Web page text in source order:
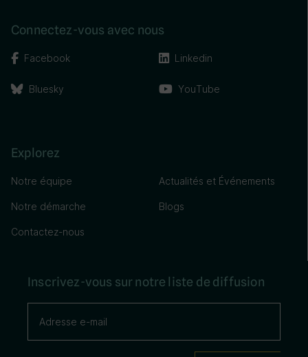
Connectez-vous avec nous
Facebook
Bluesky
Linkedin
YouTube
Explorez
Notre équipe
Notre démarche
Contactez-nous
Actualités et Événements
Blogs
Inscrivez-vous sur notre liste de diffusion